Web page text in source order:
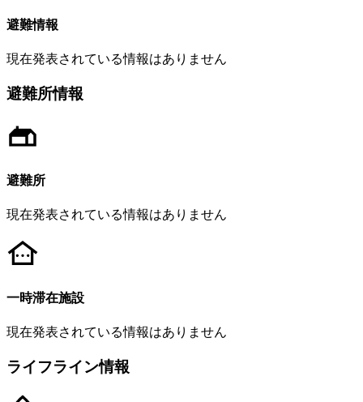
避難情報
現在発表されている情報はありません
避難所情報
避難所
現在発表されている情報はありません
一時滞在施設
現在発表されている情報はありません
ライフライン情報